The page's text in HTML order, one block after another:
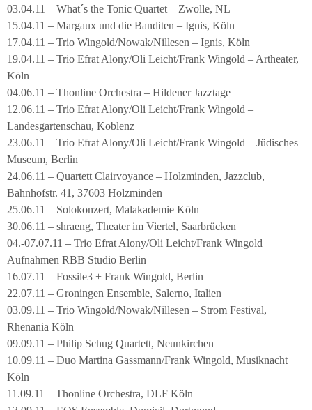
03.04.11 – What´s the Tonic Quartet – Zwolle, NL
15.04.11 – Margaux und die Banditen – Ignis, Köln
17.04.11 – Trio Wingold/Nowak/Nillesen – Ignis, Köln
19.04.11 – Trio Efrat Alony/Oli Leicht/Frank Wingold – Artheater,
Köln
04.06.11 – Thonline Orchestra – Hildener Jazztage
12.06.11 – Trio Efrat Alony/Oli Leicht/Frank Wingold –
Landesgartenschau, Koblenz
23.06.11 – Trio Efrat Alony/Oli Leicht/Frank Wingold – Jüdisches
Museum, Berlin
24.06.11 – Quartett Clairvoyance – Holzminden, Jazzclub,
Bahnhofstr. 41, 37603 Holzminden
25.06.11 – Solokonzert, Malakademie Köln
30.06.11 – shraeng, Theater im Viertel, Saarbrücken
04.-07.07.11 – Trio Efrat Alony/Oli Leicht/Frank Wingold
Aufnahmen RBB Studio Berlin
16.07.11 – Fossile3 + Frank Wingold, Berlin
22.07.11 – Groningen Ensemble, Salerno, Italien
03.09.11 – Trio Wingold/Nowak/Nillesen – Strom Festival,
Rhenania Köln
09.09.11 – Philip Schug Quartett, Neunkirchen
10.09.11 – Duo Martina Gassmann/Frank Wingold, Musiknacht
Köln
11.09.11 – Thonline Orchestra, DLF Köln